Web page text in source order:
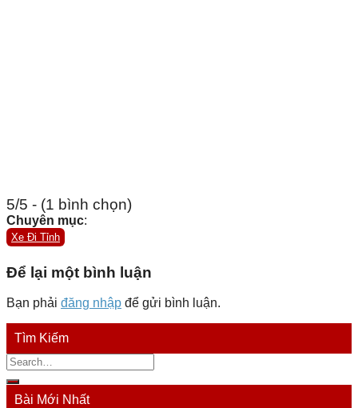
5/5 - (1 bình chọn)
Chuyên mục:
Xe Đi Tỉnh
Để lại một bình luận
Bạn phải đăng nhập để gửi bình luận.
Tìm Kiếm
Bài Mới Nhất